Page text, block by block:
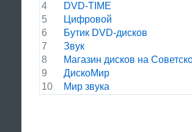
4
DVD-TIME
5
Цифровой
6
Бутик DVD-дисков
7
Звук
8
Магазин дисков на
9
ДискоМир
10
Мир звука